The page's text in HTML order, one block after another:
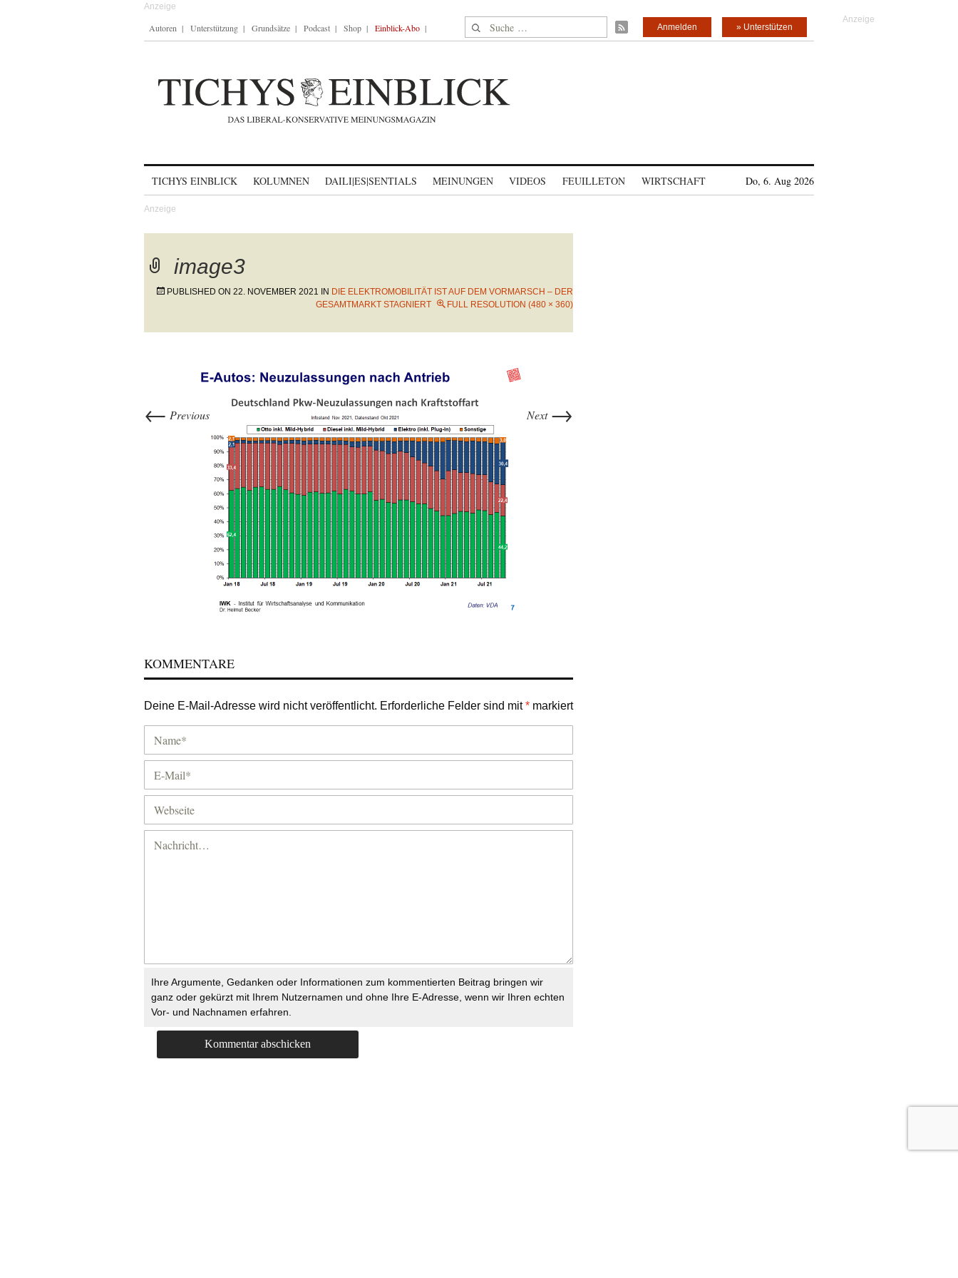
Autoren Unterstützung Grundsätze Podcast Shop Einblick-Abo Suche nach: » Unterstützen
Anmelden
TICHYS EINBLICK KOLUMNEN DAILI|ES|SENTIALS MEINUNGEN VIDEOS FEUILLETON WIRTSCHAFT Do, 6. Aug 2026
image3
PUBLISHED ON 22. NOVEMBER 2021 IN DIE ELEKTROMOBILITÄT IST AUF DEM VORMARSCH – DER
GESAMTMARKT STAGNIERT
FULL RESOLUTION (480 × 360)
← Previous Next →
KOMMENTARE
Deine E-Mail-Adresse wird nicht veröffentlicht. Erforderliche Felder sind mit* markiert
Ihre Argumente, Gedanken oder Informationen zum kommentierten Beitrag bringen wir
ganz oder gekürzt mit Ihrem Nutzernamen und ohne Ihre E-Adresse, wenn wir Ihren echten
Vor- und Nachnamen erfahren.